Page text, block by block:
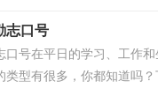
志口号
口号在平日的学习、工作
类型有很多，你都知道吗